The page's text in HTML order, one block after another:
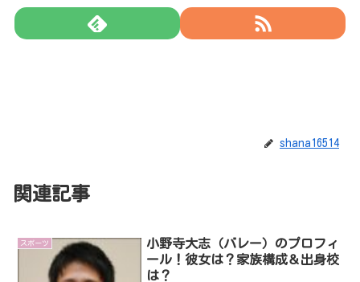
shana16514
関連記事
スポーツ
小野寺大志（バレー）のプロフィ
ール！彼女は？家族構成＆出身校
は？